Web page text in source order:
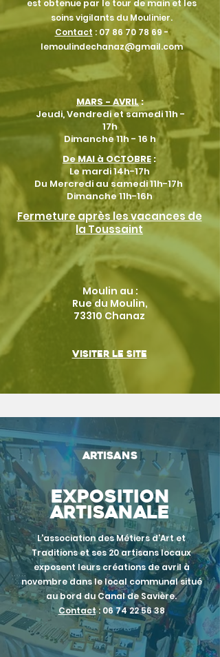
est obtenue par le tour de main et les
soins vigilants du Moulinier.
Contact : 07 86 70 78 69 -
lemoulindechanaz@gmail.com
MARS - AVRIL:
Jeudi,Vendredi et samedi 11h -
17h
Dimanche 11h - 16 h
De MAI à OCTOBRE :
Le mardi 14h-17h
Du Mercredi au samedi 11h-17h
Dimanche 11h-16h
Fermeture après les vacances de
la Toussaint
Moulin au :
Rue du Moulin,
73310 Chanaz
Visiter le site
Artisans
Exposition
artisanale
L'association des Métiers d'Art et
Traditions et ses 20 artisans locaux
exposent leurs créations de avril à
novembre dans le local communal situé
au bord du Canal de Savière.
Contact: 06 74 22 56 38